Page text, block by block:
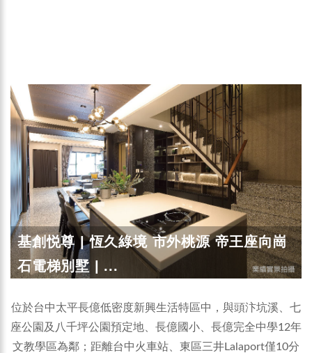
基創悦尊 | 恆久綠境 市外桃源 帝王座向崗
石電梯別墅 | ...
位於台中太平長億低密度新興生活特區中，與頭汴坑溪、七
座公園及八千坪公園預定地、長億國小、長億完全中學12年
文教學區為鄰；距離台中火車站、東區三井Lalaport僅10分